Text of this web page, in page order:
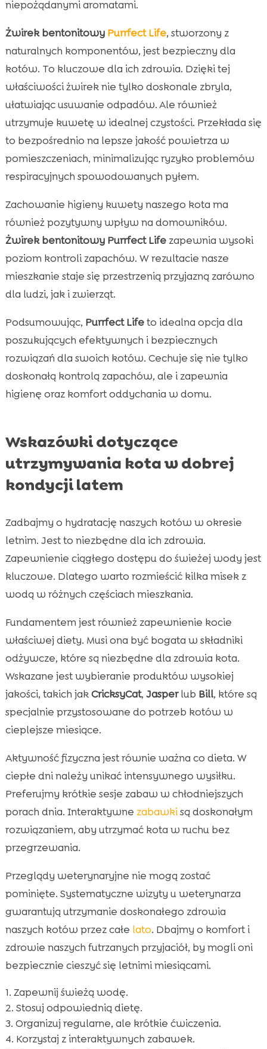
niepożądanymi aromatami.
Żwirek bentonitowy Purrfect Life, stworzony z
naturalnych komponentów, jest bezpieczny dla
kotów. To kluczowe dla ich zdrowia. Dzięki tej
właściwości żwirek nie tylko doskonale zbryla,
ułatwiając usuwanie odpadów. Ale również
utrzymuje kuwetę w idealnej czystości. Przekłada się
to bezpośrednio na lepsze jakość powietrza w
pomieszczeniach, minimalizując ryzyko problemów
respiracyjnych spowodowanych pyłem.
Zachowanie higieny kuwety naszego kota ma
również pozytywny wpływ na domowników.
Żwirek bentonitowy Purrfect Lifezapewnia wysoki
poziom kontroli zapachów. W rezultacie nasze
mieszkanie staje się przestrzenią przyjazną zarówno
dla ludzi, jak i zwierząt.
Podsumowując, Purrfect Lifeto idealna opcja dla
poszukujących efektywnych i bezpiecznych
rozwiązań dla swoich kotów. Cechuje się nie tylko
doskonałą kontrolą zapachów, ale i zapewnia
higienę oraz komfort oddychania w domu.
Wskazówki dotyczące
utrzymywania kota w dobrej
kondycji latem
Zadbajmy o hydratację naszych kotów w okresie
letnim. Jest to niezbędne dla ich zdrowia.
Zapewnienie ciągłego dostępu do świeżej wody jest
kluczowe. Dlatego warto rozmieścić kilka misek z
wodą w różnych częściach mieszkania.
Fundamentem jest również zapewnienie kocie
właściwej diety. Musi ona być bogata w składniki
odżywcze, które są niezbędne dla zdrowia kota.
Wskazane jest wybieranie produktów wysokiej
jakości, takich jakCricksyCat, Jasperlub Bill, które są
specjalnie przystosowane do potrzeb kotów w
cieplejsze miesiące.
Aktywność fizyczna jest równie ważna co dieta. W
ciepłe dni należy unikać intensywnego wysiłku.
Preferujmy krótkie sesje zabaw w chłodniejszych
porach dnia. Interaktywne zabawkisą doskonałym
rozwiązaniem, aby utrzymać kota w ruchu bez
przegrzewania.
Przeglądy weterynaryjne nie mogą zostać
pominięte. Systematyczne wizyty u weterynarza
gwarantują utrzymanie doskonałego zdrowia
naszych kotów przez całe lato. Dbajmy o komfort i
zdrowie naszych futrzanych przyjaciół, by mogli oni
bezpiecznie cieszyć się letnimi miesiącami.
Zapewnij świeżą wodę.
Stosuj odpowiednią dietę.
Organizuj regularne, ale krótkie ćwiczenia.
Korzystaj z interaktywnych zabawek.